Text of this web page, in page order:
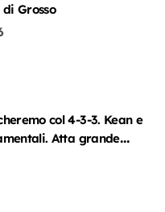
Grosso
col 4-3-3. Kean e
Atta grande